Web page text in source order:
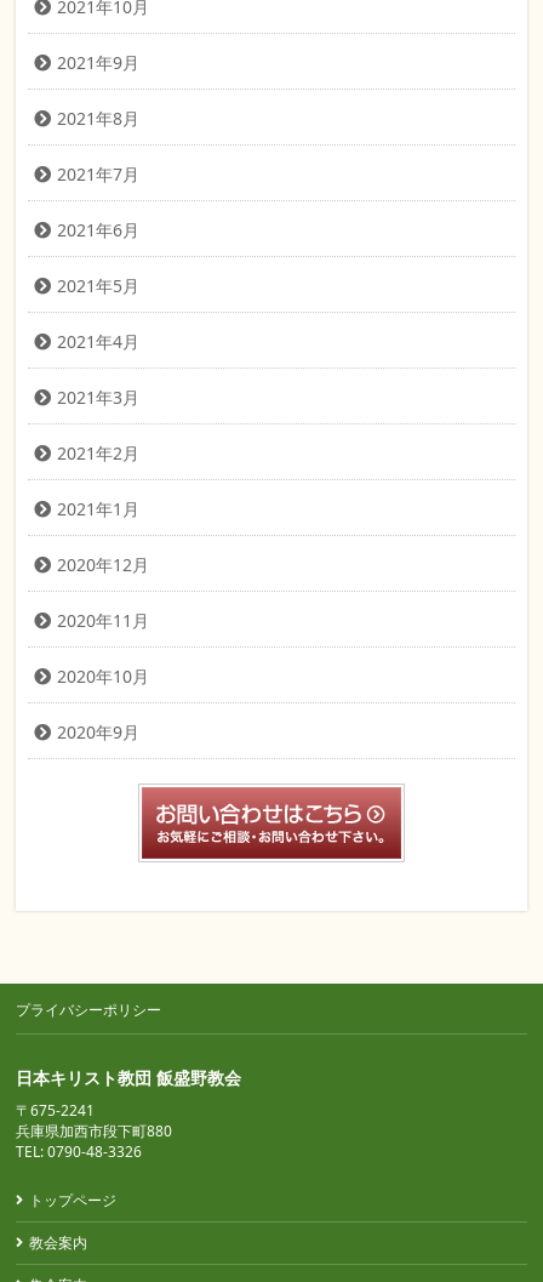
2021年10月
2021年9月
2021年8月
2021年7月
2021年6月
2021年5月
2021年4月
2021年3月
2021年2月
2021年1月
2020年12月
2020年11月
2020年10月
2020年9月
プライバシーポリシー
日本キリスト教団 飯盛野教会
〒675-2241
兵庫県加西市段下町880
TEL: 0790-48-3326
トップページ
教会案内